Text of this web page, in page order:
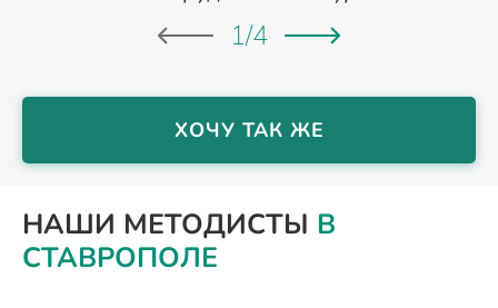
1/4
ХОЧУ ТАК ЖЕ
НАШИ МЕТОДИСТЫ В
СТАВРОПОЛЕ